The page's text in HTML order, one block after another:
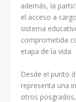
además, la
el acceso a
sistema
comprometida
etapa de la vida.
Desde el punto
representa una
otros